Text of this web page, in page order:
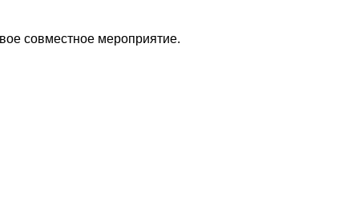
совместное мероприятие.